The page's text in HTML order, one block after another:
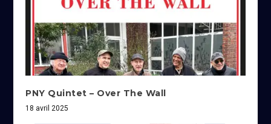
PNY Quintet – Over The Wall
18 avril 2025